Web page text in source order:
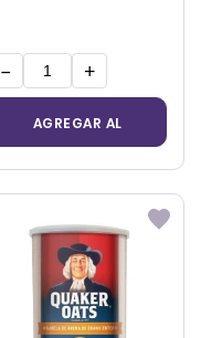
− +
AGREGAR AL
CARRITO